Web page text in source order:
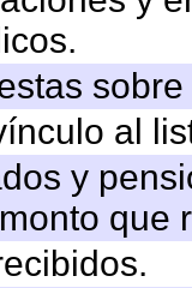
al
y
que